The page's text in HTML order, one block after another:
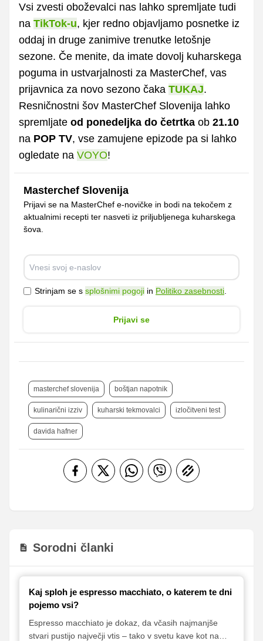
Vsi zvesti oboževalci nas lahko spremljate tudi
na TikTok-u, kjer redno objavljamo posnetke iz
oddaj in druge zanimive trenutke letošnje
sezone. Če menite, da imate dovolj kuharskega
poguma in ustvarjalnosti za MasterChef, vas
prijavnica za novo sezono čaka TUKAJ.
Resničnostni šov MasterChef Slovenija lahko
spremljate od ponedeljka do četrtka ob 21.10
na POP TV, vse zamujene epizode pa si lahko
ogledate na VOYO!
Masterchef Slovenija
Prijavi se na MasterChef e-novičke in bodi na tekočem z
aktualnimi recepti ter nasveti iz priljubljenega kuharskega
šova.
Strinjam se s splošnimi pogoji in Politiko zasebnosti
Prijavi se
masterchef slovenija boštjan napotnik
kulinarični izziv kuharski tekmovalci izločitveni test
davida hafner
Sorodni članki
Kaj sploh je espresso macchiato, o katerem te dni
pojemo vsi?
Espresso macchiato je dokaz, da včasih najmanjše
stvari pustijo največji vtis – tako v svetu kave kot na